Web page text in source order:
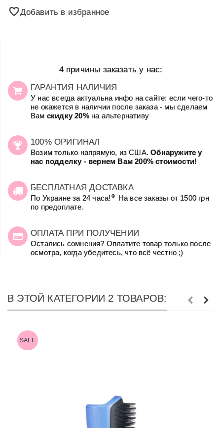
Добавить в избранное
4 причины заказать у нас:
ГАРАНТИЯ НАЛИЧИЯ
У нас всегда актуальна инфо на сайте: если чего-то
не окажется в наличии после заказа - мы сделаем
Вам скидку 20%на альтернативу
100% ОРИГИНАЛ
Возим только напрямую, из США.Обнаружите у
нас подделку - вернем Вам 200% стоимости!
БЕСПЛАТНАЯ ДОСТАВКА
По Украине за 24 часа! ☺
На все заказы от 1500 грн
по предоплате.
ОПЛАТА ПРИ ПОЛУЧЕНИИ
Остались сомнения? Оплатите товар только после
осмотра, когда убедитесь, что всё честно ;)
В ЭТОЙ КАТЕГОРИИ 2 ТОВАРОВ:
SALE